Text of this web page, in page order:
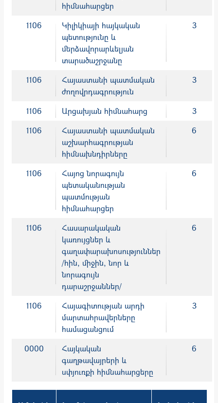
հիմնահարցեր
1106
Կիլիկիայի հայկական
պետությունը և
մերձավորարևելյան
տարածաշրջանը
3
1106
Հայաստանի պատմական
ժողովրդագրություն
3
1106 Արցախյան հիմնահարց
3
1106
Հայաստանի պատմական
աշխարհագրության
հիմնախնդիրները
6
1106
Հայոց նորագույն
պետականության
պատմության
հիմնահարցեր
6
1106
Հասարակական
կառույցներ և
գաղափարախոսություններ
/հին, միջին, նոր և
նորագույն
դարաշրջաններ/
6
1106
Հայագիտության արդի
մարտահրավերները
համացանցում
3
0000
Հայկական
գաղթավայրերի և
սփյուռքի հիմնահարցերը
6